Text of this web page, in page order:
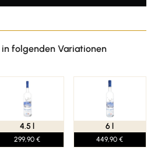
folgenden Variationen
4.5 l
299,90 €
6 l
449,90 €